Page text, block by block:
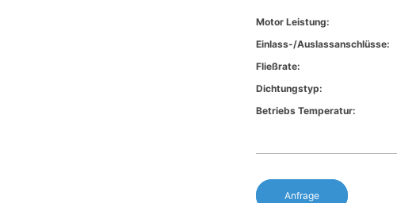
Motor Leistung:
Einlass-/Auslassanschlüsse:
Fließrate:
Dichtungstyp:
Betriebs Temperatur:
Anfrage